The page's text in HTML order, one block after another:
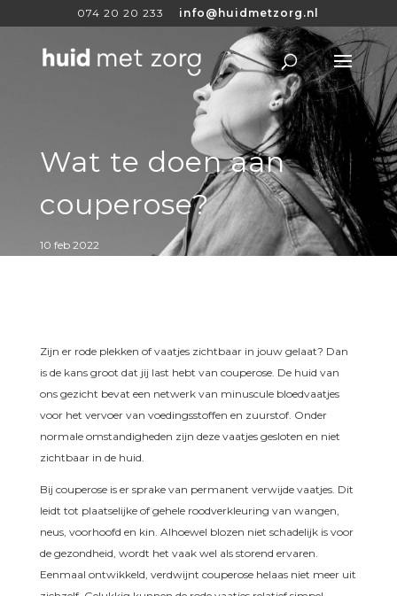
074 20 20 233 info@huidmetzorg.nl
Wat te doen aan
couperose?
10 feb 2022
Zijn er rode plekken of vaatjes zichtbaar in jouw gelaat? Dan
is de kans groot dat jij last hebt van couperose. De huid van
ons gezicht bevat een netwerk van minuscule bloedvaatjes
voor het vervoer van voedingsstoffen en zuurstof. Onder
normale omstandigheden zijn deze vaatjes gesloten en niet
zichtbaar in de huid.
Bij couperose is er sprake van permanent verwijde vaatjes. Dit
leidt tot plaatselijke of gehele roodverkleuring van wangen,
neus, voorhoofd en kin. Alhoewel blozen niet schadelijk is voor
de gezondheid, wordt het vaak wel als storend ervaren.
Eenmaal ontwikkeld, verdwijnt couperose helaas niet meer uit